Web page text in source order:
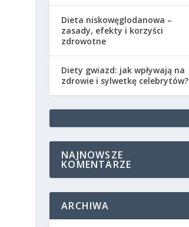
Dieta niskowęglodanowa –
zasady, efekty i korzyści
zdrowotne
Diety gwiazd: jak wpływają na
zdrowie i sylwetkę celebrytów?
NAJNOWSZE
KOMENTARZE
ARCHIWA